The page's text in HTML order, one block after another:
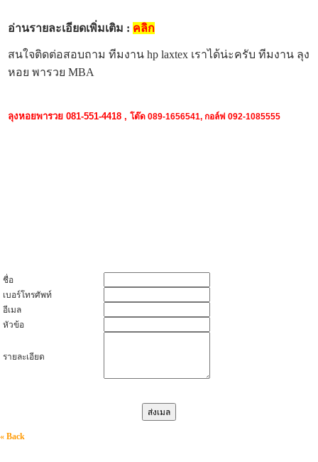
อ่านรายละเอียดเพิ่มเติม : คลิก
สนใจติดต่อสอบถาม ทีมงาน hp laxtex เราได้น่ะครับ ทีมงาน ลุง
หอย พารวย MBA
ลุงหอยพารวย 081-551-4418 ,โต๊ด 089-1656541,กอล์ฟ 092-1085555
ชื่อ
เบอร์โทรศัพท์
อีเมล
หัวข้อ
รายละเอียด
« Back